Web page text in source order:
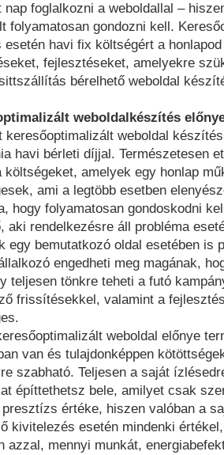
nap foglalkozni a weboldallal –
folyamatosan gondozni kell.
esetén havi fix költségért a
fejlesztéseket, amelyekre
bérelhető weboldal
weboldalkészítés
keresőoptimalizált weboldal
havi bérleti díjjal. Természetesen
költségeket, amelyek egy honlap
ami a legtöbb esetben
hogy folyamatosan gondoskodni
aki rendelkezésre áll probléma
egy bemutatkozó oldal esetében is
engedheti meg magának,
teljesen tönkre teheti a futó
frissítésekkel, valamint a
weboldal előnye
van és tulajdonképpen
szabható. Teljesen a saját
építtethetsz bele, amilyet csak
presztízs értéke, hiszen valóban a
kivitelezés esetén mindenki
azzal, mennyi munkát,